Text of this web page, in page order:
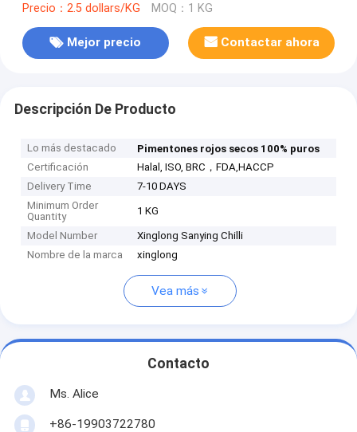
Precio：2.5 dollars/KG MOQ：1 KG
Mejor precio Contactar ahora
Descripción De Producto
Lo más destacado
Pimentones rojos secos 100% puros
Certificación
Halal, ISO, BRC，FDA,HACCP
Delivery Time
7-10 DAYS
Minimum Order
Quantity
1 KG
Model Number
Xinglong Sanying Chilli
Nombre de la marca
xinglong
Vea más
Contacto
Ms. Alice
+86-19903722780